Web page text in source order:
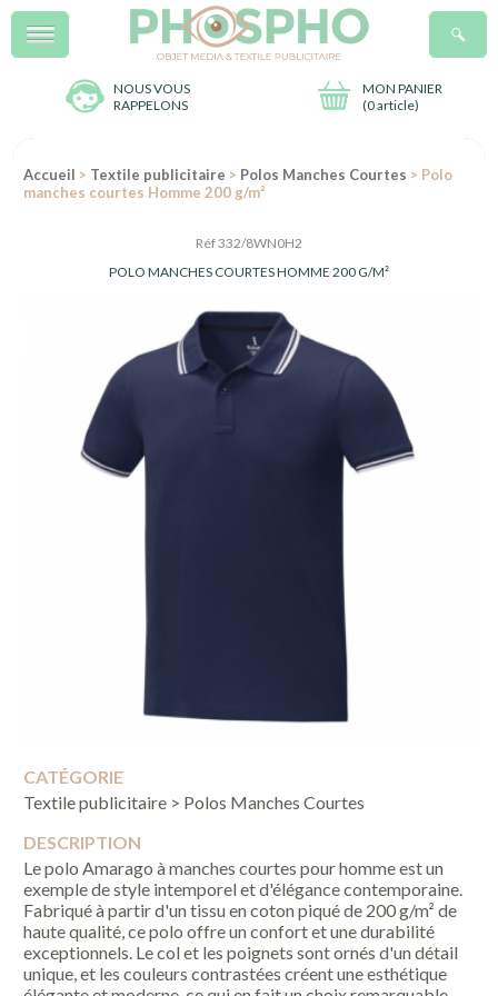
NOUS VOUS
RAPPELONS
MON PANIER
(0 article)
Menu
Accueil > Textile publicitaire > Polos Manches Courtes > Polo
manches courtes Homme 200 g/m²
Réf 332/8WN0H2
POLO MANCHES COURTES HOMME 200 G/M²
CATÉGORIE
Textile publicitaire > Polos Manches Courtes
DESCRIPTION
Le polo Amarago à manches courtes pour homme est un
exemple de style intemporel et d'élégance contemporaine.
Fabriqué à partir d'un tissu en coton piqué de 200 g/m² de
haute qualité, ce polo offre un confort et une durabilité
exceptionnels. Le col et les poignets sont ornés d'un détail
unique, et les couleurs contrastées créent une esthétique